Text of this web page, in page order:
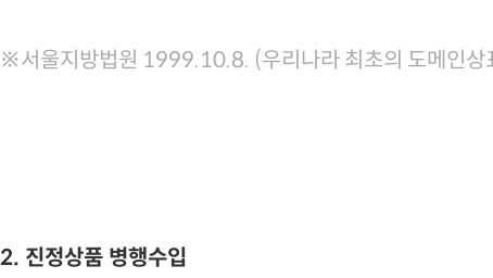
※서울지방법원 1999.10.8. (우리나라 최초의 도메인상
2. 진정상품 병행수입